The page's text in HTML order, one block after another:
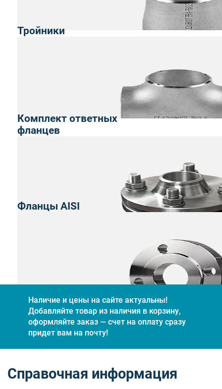
Тройники
Комплект ответных
фланцев
Фланцы AISI
Наличие и цены на сайте актуальны!
Добавляйте товар из наличия в корзину,
оформляйте заказ — счет на оплату сразу
придет вам на почту!
Справочная информация